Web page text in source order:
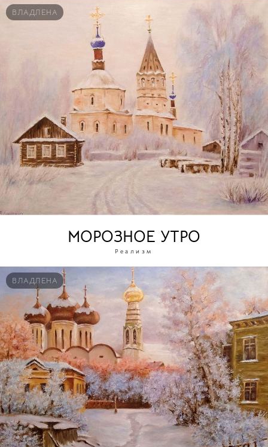
ВЛАДЛЕНА
МОРОЗНОЕ УТРО
Реализм
ВЛАДЛЕНА